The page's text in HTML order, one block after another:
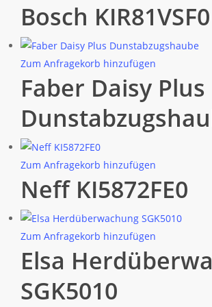
Bosch KIR81VSF0
Zum Anfragekorb hinzufügen
Faber Daisy Plus
Zum Anfragekorb hinzufügen
Neff KI5872FE0
Zum Anfragekorb hinzufügen
Elsa
SGK5010